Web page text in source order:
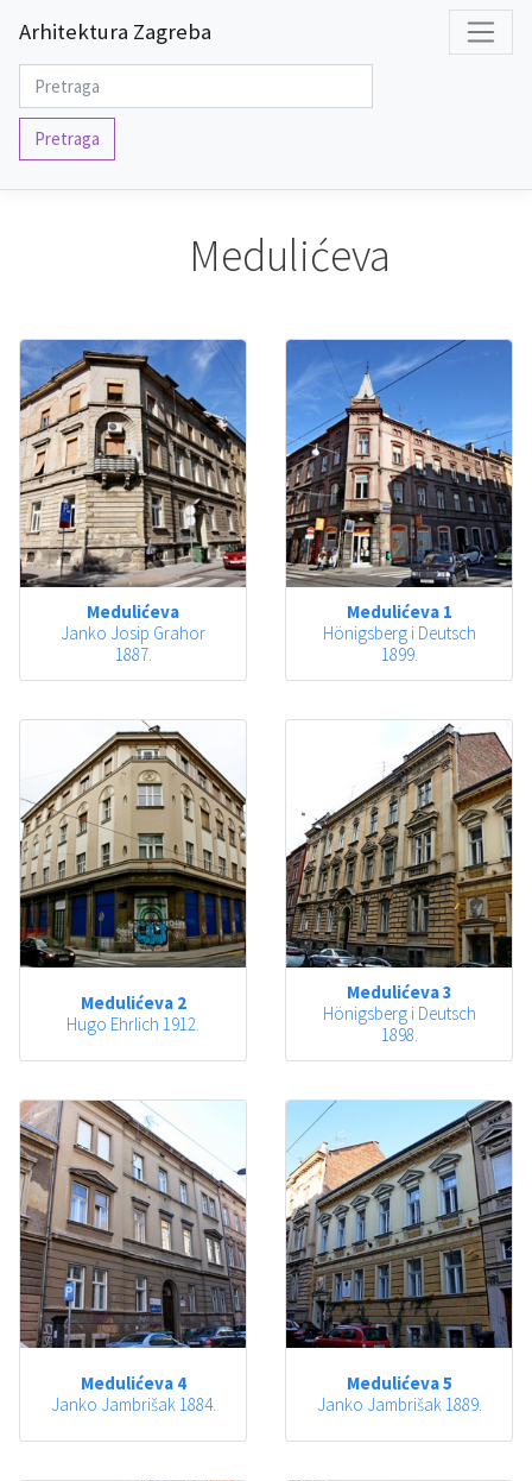
Arhitektura Zagreba
Pretraga
Medulićeva
Medulićeva
Janko Josip Grahor
1887.
Medulićeva 1
Hönigsberg i Deutsch
1899.
Medulićeva 2
Hugo Ehrlich 1912.
Medulićeva 3
Hönigsberg i Deutsch
1898.
Medulićeva 4
Janko Jambrišak 1884.
Medulićeva 5
Janko Jambrišak 1889.